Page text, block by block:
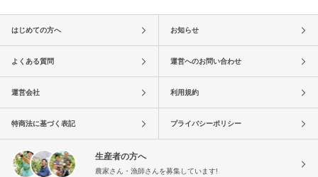
はじめての方へ お知らせ
よくある質問 運営へのお問い合わせ
運営会社 利用規約
特商法に基づく表記 プライバシーポリシー
生産者の方へ
農家さん・漁師さんを募集しています!